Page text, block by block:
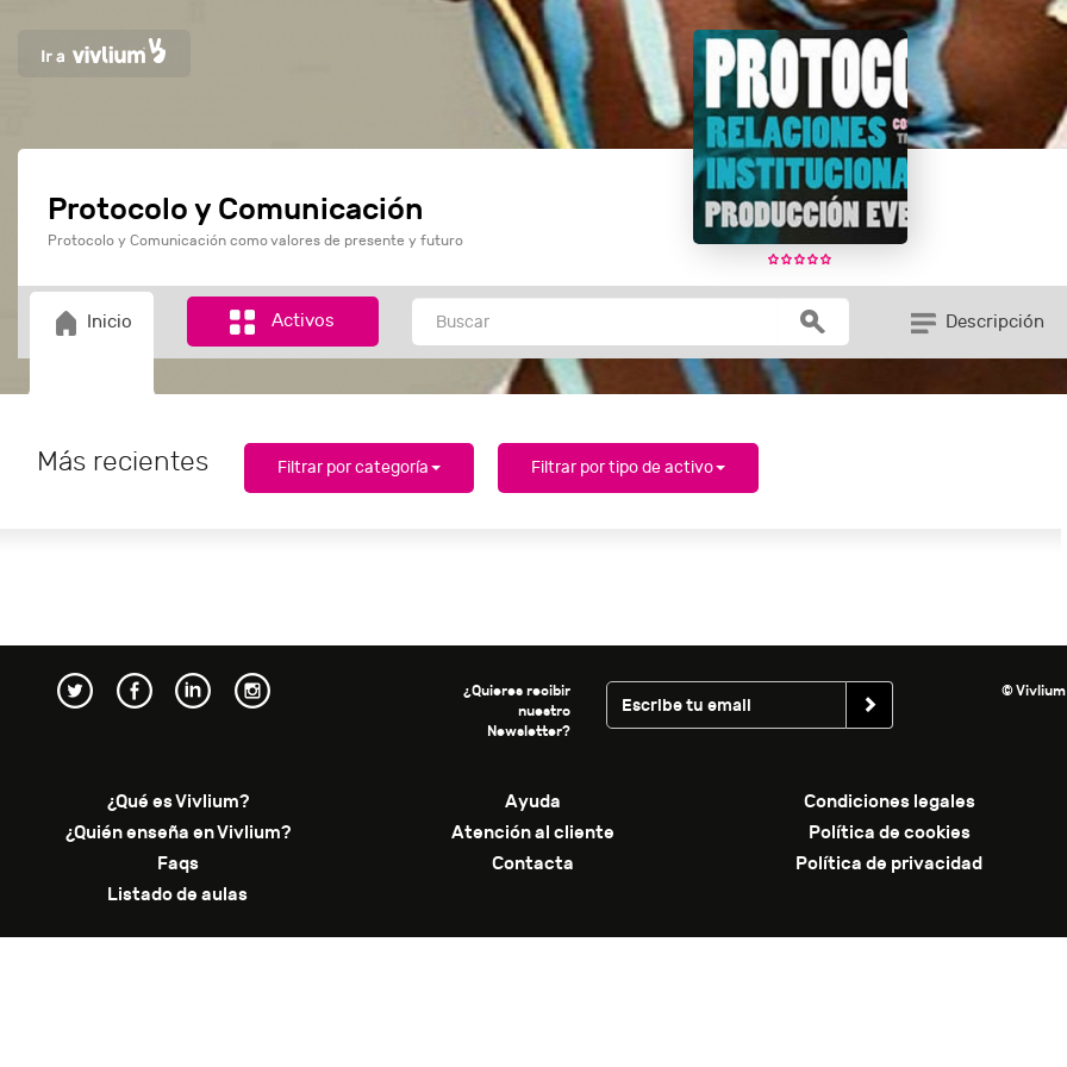
Protocolo y Comunicación
Protocolo y Comunicación como valores de presente y futuro
Inicio Activos Descripción
Más recientes Filtrar por categoría Filtrar por tipo de activo
¿Quieres recibir
nuestro
Newsletter?
© Vivlium
¿Qué es Vivlium? Ayuda
Condiciones legales
¿Quién enseña en Vivlium?
Atención al cliente
Política de cookies
Faqs
Contacta
Política de privacidad
Listado de aulas